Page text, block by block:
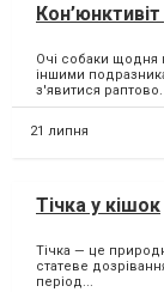
Очі собаки щодня
іншими
з'явитися
21 липня
Тічка у кішок
Тічка — це
статеве
період...